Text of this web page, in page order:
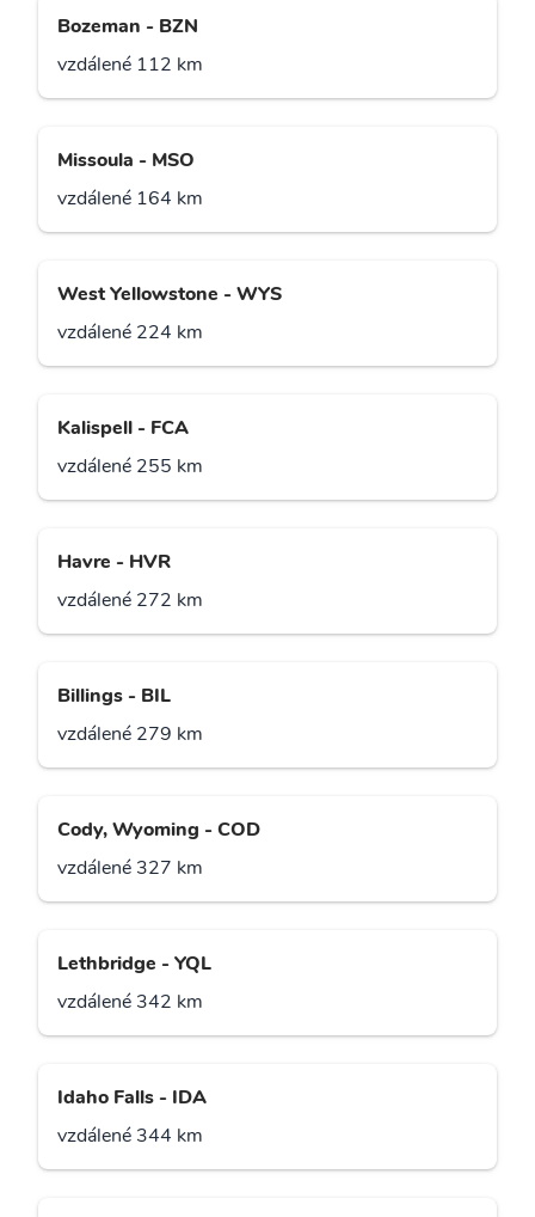
Bozeman - BZN
vzdálené 112 km
Missoula - MSO
vzdálené 164 km
West Yellowstone - WYS
vzdálené 224 km
Kalispell - FCA
vzdálené 255 km
Havre - HVR
vzdálené 272 km
Billings - BIL
vzdálené 279 km
Cody, Wyoming - COD
vzdálené 327 km
Lethbridge - YQL
vzdálené 342 km
Idaho Falls - IDA
vzdálené 344 km